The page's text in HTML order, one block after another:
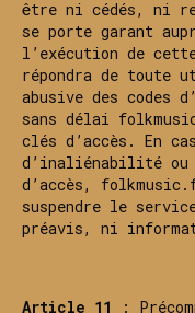
être ni cédés, ni
se porte garant
l’exécution de
répondra de toute
abusive des codes
sans délai
clés d’accès. En
d’inaliénabilité ou
d’accès,
suspendre le
préavis, ni
Article 11
: